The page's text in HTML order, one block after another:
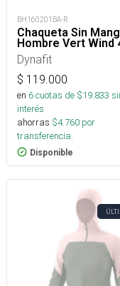
BH160201BA-R
Chaqueta Sin
Hombre Vert Wind
Dynafit
$ 119.000
en 6cuotas de $19.833
interés
ahorras $4.760 por
transferencia.
Disponible